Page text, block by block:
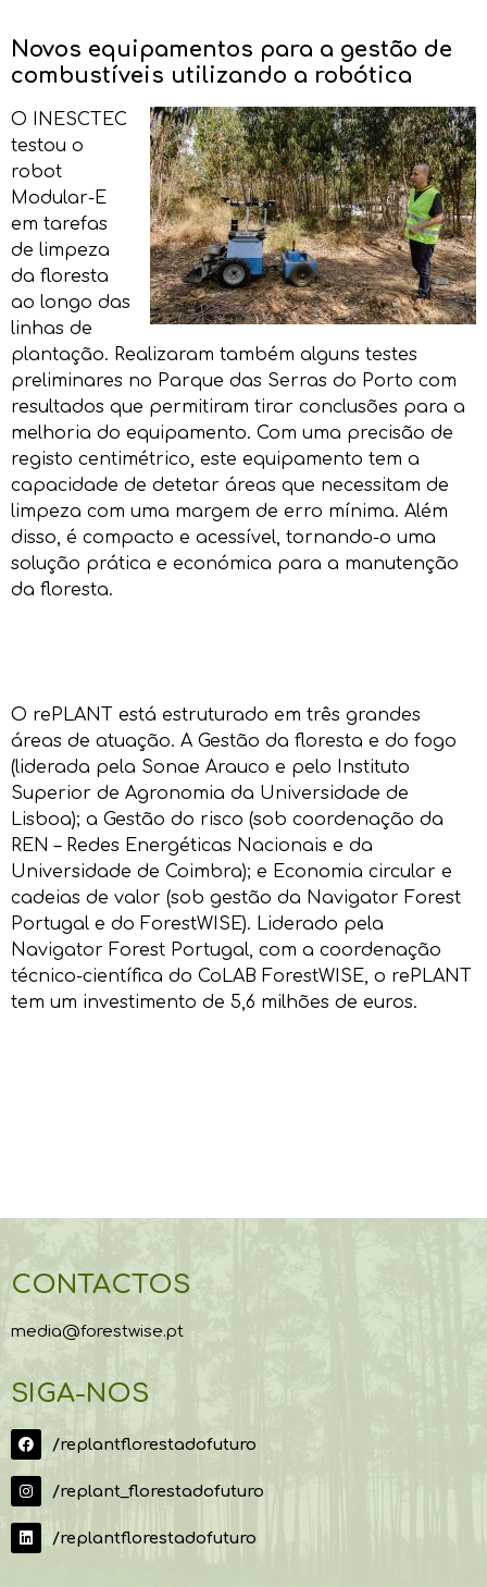
Novos equipamentos para a gestão de
combustíveis utilizando a robótica
O INESCTEC
testou o
robot
Modular-E
em tarefas
de limpeza
da floresta
ao longo das
linhas de
plantação. Realizaram também alguns testes
preliminares no Parque das Serras do Porto com
resultados que permitiram tirar conclusões para a
melhoria do equipamento. Com uma precisão de
registo centimétrico, este equipamento tem a
capacidade de detetar áreas que necessitam de
limpeza com uma margem de erro mínima. Além
disso, é compacto e acessível, tornando-o uma
solução prática e económica para a manutenção
da floresta.
O rePLANT está estruturado em três grandes
áreas de atuação. A Gestão da floresta e do fogo
(liderada pela Sonae Arauco e pelo Instituto
Superior de Agronomia da Universidade de
Lisboa); a Gestão do risco (sob coordenação da
REN – Redes Energéticas Nacionais e da
Universidade de Coimbra); e Economia circular e
cadeias de valor (sob gestão da Navigator Forest
Portugal e do ForestWISE). Liderado pela
Navigator Forest Portugal, com a coordenação
técnico-científica do CoLAB ForestWISE, o rePLANT
tem um investimento de 5,6 milhões de euros.
CONTACTOS
media@forestwise.pt
SIGA-NOS
/replantflorestadofuturo
/replant_florestadofuturo
/replantflorestadofuturo